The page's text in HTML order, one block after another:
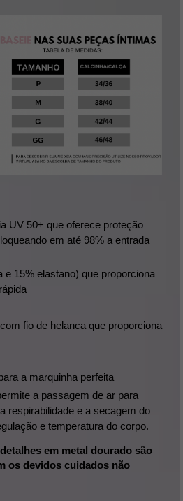
UV 50+ que oferece proteção
em até 98% a entrada
e 15% elastano) que proporciona
fio de helanca que proporciona
a marquinha perfeita
a passagem de ar para
respirabilidade e a secagem do
e temperatura do corpo.
em metal dourado são
os devidos cuidados não